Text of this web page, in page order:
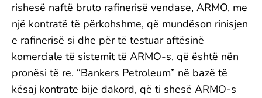
rishesë naftë bruto rafinerisë vendase, ARMO, me
një kontratë të përkohshme, që mundëson rinisjen
e rafinerisë si dhe për të testuar aftësinë
komerciale të sistemit të ARMO-s, që është nën
pronësi të re. “Bankers Petroleum” në bazë të
kësaj kontrate bije dakord, që ti shesë ARMO-s